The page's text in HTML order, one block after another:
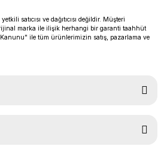
satıcısı ve dağıtıcısı değildir. Müşteri
marka ile ilişik herhangi bir garanti taahhüt
Kanunu" ile tüm ürünlerimizin satış, pazarlama ve